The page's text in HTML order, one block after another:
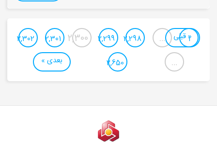
« قبلی
1
…
2,298
2,299
2,300
2,301
2,302
…
2,650 بعدی »